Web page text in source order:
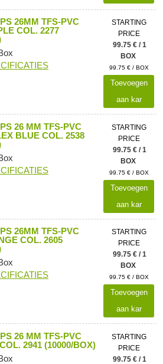
26MM TFS-PVC
COL. 2277
STARTING
PRICE
99.75 € / 1
BOX
99.75 € / BOX
Toevoegen
aan kar
26 MM TFS-PVC
BLUE COL. 2538
STARTING
PRICE
99.75 € / 1
BOX
99.75 € / BOX
Toevoegen
aan kar
26MM TFS-PVC
COL. 2605
STARTING
PRICE
99.75 € / 1
BOX
99.75 € / BOX
Toevoegen
aan kar
26 MM TFS-PVC
2941 (10000/BOX)
STARTING
PRICE
99.75 € / 1